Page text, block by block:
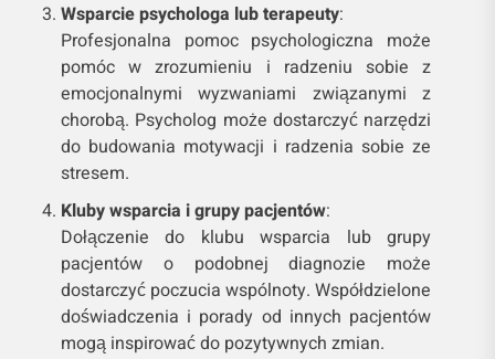
Wsparcie psychologa lub terapeuty:
Profesjonalna pomoc psychologiczna może
pomóc w zrozumieniu i radzeniu sobie z
emocjonalnymi wyzwaniami związanymi z
chorobą. Psycholog może dostarczyć narzędzi
do budowania motywacji i radzenia sobie ze
stresem.
Kluby wsparcia i grupy pacjentów:
Dołączenie do klubu wsparcia lub grupy
pacjentów o podobnej diagnozie może
dostarczyć poczucia wspólnoty. Współdzielone
doświadczenia i porady od innych pacjentów
mogą inspirować do pozytywnych zmian.